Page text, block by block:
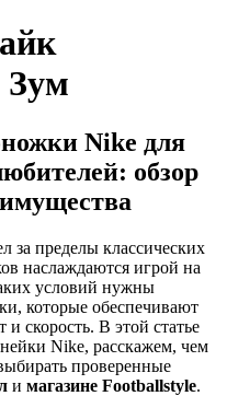
Nike для
обзор
пределы классических
наслаждаются игрой на
условий нужны
которые обеспечивают
скорость. В этой статье
Nike, расскажем, чем
проверенные
и магазине Footballstyle.